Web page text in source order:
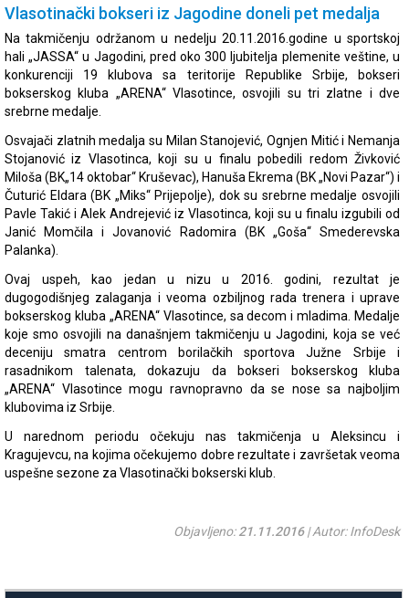
Vlasotinački bokseri iz Jagodine doneli pet medalja
Na takmičenju održanom u nedelju 20.11.2016.godine u sportskoj
hali „JASSA“ u Jagodini, pred oko 300 ljubitelja plemenite veštine, u
konkurenciji 19 klubova sa teritorije Republike Srbije, bokseri
bokserskog kluba „ARENA“ Vlasotince, osvojili su tri zlatne i dve
srebrne medalje.
Osvajači zlatnih medalja su Milan Stanojević, Ognjen Mitić i Nemanja
Stojanović iz Vlasotinca, koji su u finalu pobedili redom Živković
Miloša (BK„14 oktobar“ Kruševac), Hanuša Ekrema (BK „Novi Pazar“) i
Čuturić Eldara (BK „Miks“ Prijepolje), dok su srebrne medalje osvojili
Pavle Takić i Alek Andrejević iz Vlasotinca, koji su u finalu izgubili od
Janić Momčila i Jovanović Radomira (BK „Goša“ Smederevska
Palanka).
Ovaj uspeh, kao jedan u nizu u 2016. godini, rezultat je
dugogodišnjeg zalaganja i veoma ozbiljnog rada trenera i uprave
bokserskog kluba „ARENA“ Vlasotince, sa decom i mladima. Medalje
koje smo osvojili na današnjem takmičenju u Jagodini, koja se već
deceniju smatra centrom borilačkih sportova Južne Srbije i
rasadnikom talenata, dokazuju da bokseri bokserskog kluba
„ARENA“ Vlasotince mogu ravnopravno da se nose sa najboljim
klubovima iz Srbije.
U narednom periodu očekuju nas takmičenja u Aleksincu i
Kragujevcu, na kojima očekujemo dobre rezultate i završetak veoma
uspešne sezone za Vlasotinački bokserski klub.
Objavljeno:21.11.2016| Autor: InfoDesk